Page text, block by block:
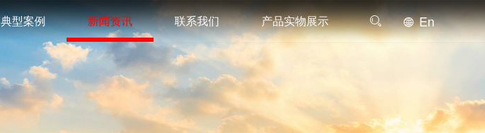
典型案例 新闻资讯 联系我们 产品实物展示 En